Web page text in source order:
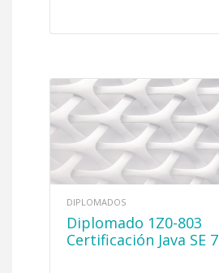
DIPLOMADOS
Diplomado 1Z0-803
Certificación Java SE 7